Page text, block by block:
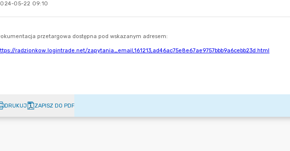
05-22 09:10
DRUKUJ ZAPISZ DO PDF